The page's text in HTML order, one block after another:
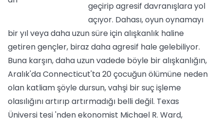
geçirip agresif davranışlara yol
açıyor. Dahası, oyun oynamayı
bir yıl veya daha uzun süre için alışkanlık haline
getiren gençler, biraz daha agresif hale gelebiliyor.
Buna karşın, daha uzun vadede böyle bir alışkanlığın,
Aralık'da Connecticut'ta 20 çocuğun ölümüne neden
olan katliam şöyle dursun, vahşi bir suç işleme
olasılığını artırıp artırmadığı belli değil. Texas
Üniversi tesi 'nden ekonomist Michael R. Ward,